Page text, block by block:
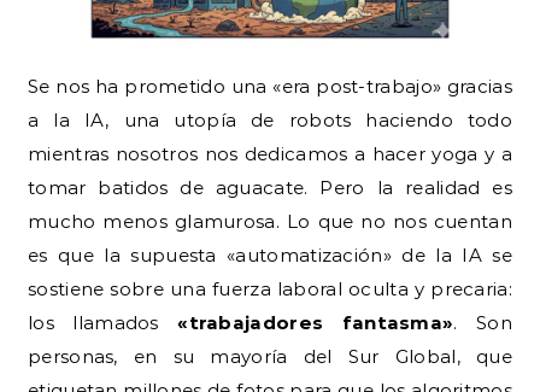
Se nos ha prometido una «era post-trabajo» gracias
a la IA, una utopía de robots haciendo todo
mientras nosotros nos dedicamos a hacer yoga y a
tomar batidos de aguacate. Pero la realidad es
mucho menos glamurosa. Lo que no nos cuentan
es que la supuesta «automatización» de la IA se
sostiene sobre una fuerza laboral oculta y precaria:
los llamados«trabajadores fantasma». Son
personas, en su mayoría del Sur Global, que